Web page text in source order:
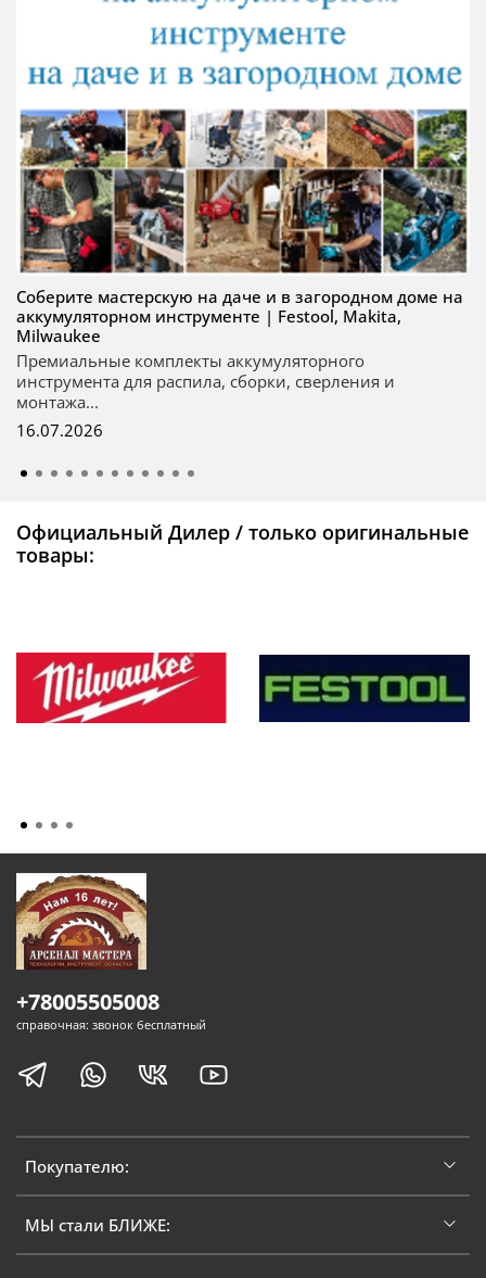
Соберите мастерскую на даче и в загородном доме на
аккумуляторном инструменте | Festool, Makita,
Milwaukee
Премиальные комплекты аккумуляторного
инструмента для распила, сборки, сверления и
монтажа...
16.07.2026
Официальный Дилер / только оригинальные
товары:
Покупателю:
МЫ стали БЛИЖЕ:
+78005505008
справочная: звонок бесплатный